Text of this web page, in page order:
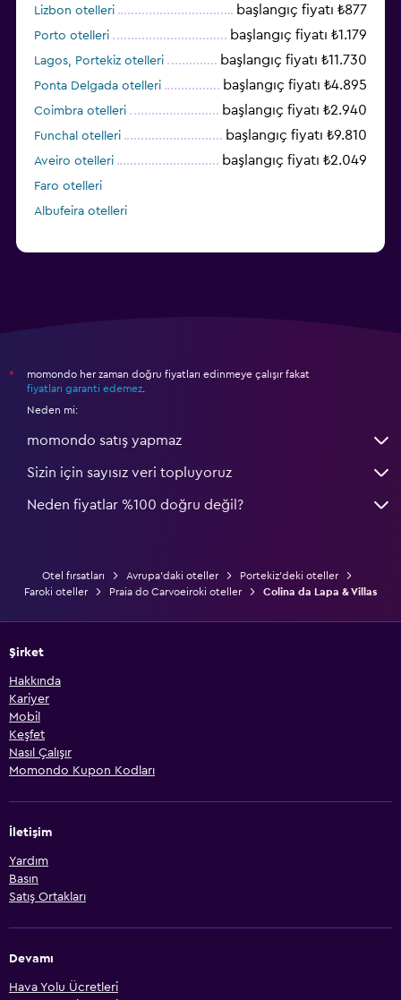
Lizbon otelleri başlangıç fiyatı ₺877
Porto otelleri başlangıç fiyatı ₺1.179
Lagos, Portekiz otelleri başlangıç fiyatı ₺11.730
Ponta Delgada otelleri başlangıç fiyatı ₺4.895
Coimbra otelleri başlangıç fiyatı ₺2.940
Funchal otelleri başlangıç fiyatı ₺9.810
Aveiro otelleri başlangıç fiyatı ₺2.049
Faro otelleri
Albufeira otelleri
*
momondo her zaman doğru fiyatları edinmeye çalışır fakat
fiyatları garanti edemez
Neden mi:
momondo satış yapmaz
Sizin için sayısız veri topluyoruz
Neden fiyatlar %100 doğru değil?
Otel fırsatları Avrupa'daki oteller
Portekiz'deki oteller
Faroki oteller
Praia do Carvoeiroki oteller Colina da Lapa & Villas
Şirket
Hakkında
Kariyer
Mobil
Keşfet
Nasıl Çalışır
Momondo Kupon Kodları
İletişim
Yardım
Basın
Satış Ortakları
Devamı
Hava Yolu Ücretleri